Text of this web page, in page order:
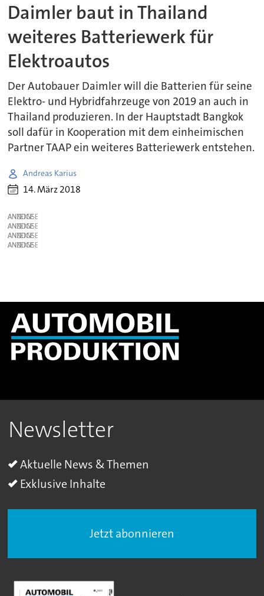
Daimler baut in Thailand
weiteres Batteriewerk für
Elektroautos
Der Autobauer Daimler will die Batterien für seine
Elektro- und Hybridfahrzeuge von 2019 an auch in
Thailand produzieren. In der Hauptstadt Bangkok
soll dafür in Kooperation mit dem einheimischen
Partner TAAP ein weiteres Batteriewerk entstehen.
Andreas Karius
14. März 2018
ANZEIGE
ANZEIGE
ANZEIGE
ANZEIGE
Newsletter
Aktuelle News & Themen
Exklusive Inhalte
Jetzt abonnieren